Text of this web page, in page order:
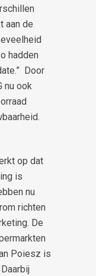
aan de
hadden
Door
nu ook
op dat
is
nu
richten
De
Poiesz is